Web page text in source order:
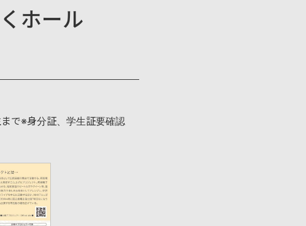
ホール
で※身分証、学生証要確認